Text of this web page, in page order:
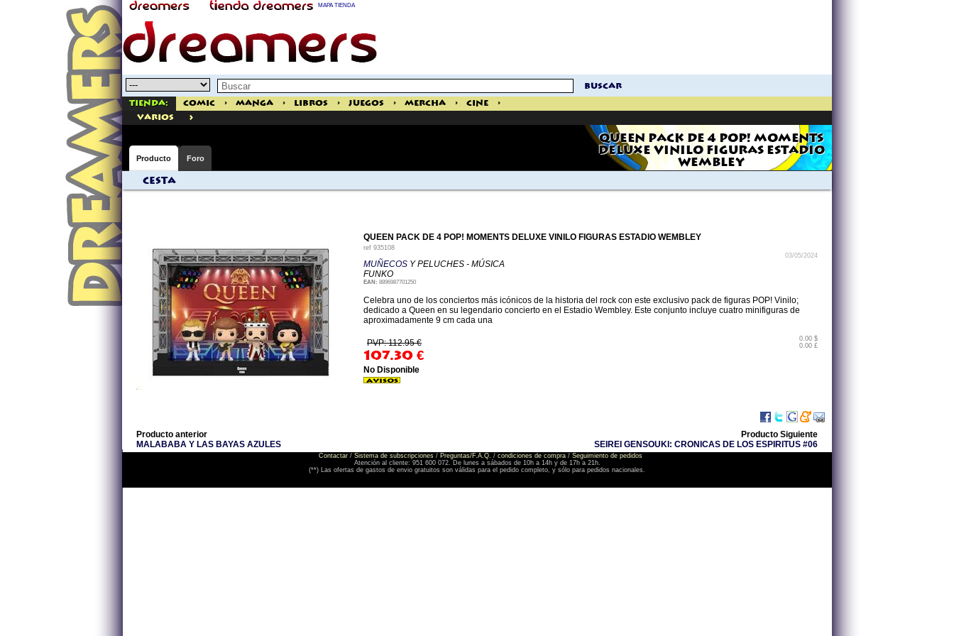
MAPA TIENDA
buscar
Tienda: Comic > Manga > Libros > Juegos > Mercha > Cine
>
varios
>
QUEEN PACK DE 4 POP! MOMENTS
DELUXE VINILO FIGURAS ESTADIO
WEMBLEY
Producto Foro
Cesta
QUEEN PACK DE 4 POP! MOMENTS DELUXE VINILO FIGURAS ESTADIO WEMBLEY
ref 935108
03/05/2024
MUÑECOS Y PELUCHES - MÚSICA
FUNKO
EAN: 8896987701250
Celebra uno de los conciertos más icónicos de la historia del rock con este exclusivo pack de figuras POP! Vinilo;
dedicado a Queen en su legendario concierto en el Estadio Wembley. Este conjunto incluye cuatro minifiguras de
aproximadamente 9 cm cada una
PVP: 112.95 €
107.30 €
0.00 $
0.00 £
No Disponible
Producto anterior
MALABABA Y LAS BAYAS AZULES
Producto Siguiente
SEIREI GENSOUKI: CRONICAS DE LOS ESPIRITUS #06
Contactar / Sistema de subscripciones / Preguntas/F.A.Q. / condiciones de compra / Seguimiento de pedidos
Atención al cliente: 951 600 072. De lunes a sábados de 10h a 14h y de 17h a 21h.
(**) Las ofertas de gastos de envio gratuitos son válidas para el pedido completo, y sólo para pedidos nacionales.